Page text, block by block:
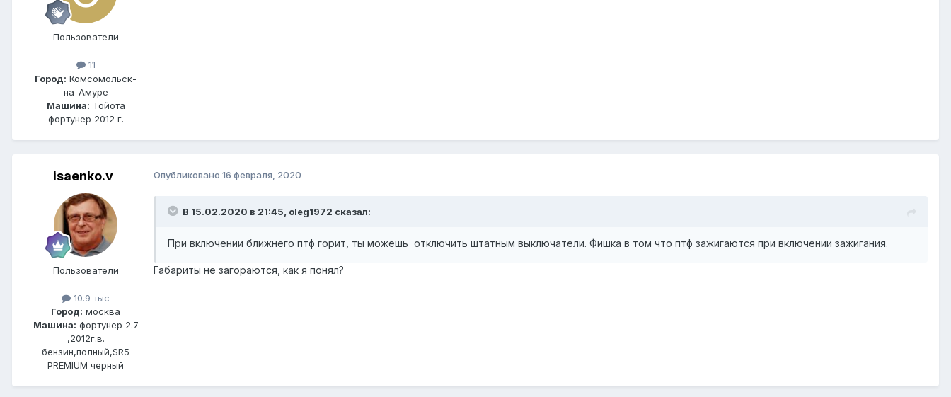
Пользователи
11
Город: Комсомольск-
на-Амуре
Машина: Тойота
фортунер 2012 г.
isaenko.v
Пользователи
10.9 тыс
Город: москва
Машина: фортунер 2.7
,2012г.в.
бензин,полный,SR5
PREMIUM черный
Опубликовано 16 февраля, 2020
В 15.02.2020 в 21:45, oleg1972 сказал:
При включении ближнего птф горит, ты можешь отключить штатным выключатели. Фишка в том что птф зажигаются при включении зажигания.
Габариты не загораются, как я понял?